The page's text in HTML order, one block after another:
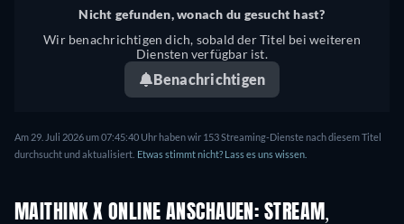
Nicht gefunden, wonach du gesucht hast?
Wir benachrichtigen dich, sobald der Titel bei weiteren
Diensten verfügbar ist.
Benachrichtigen
Am 29. Juli 2026 um 07:45:40 Uhr haben wir 153 Streaming-Dienste nach diesem Titel
durchsucht und aktualisiert. Etwas stimmt nicht? Lass es uns wissen.
MAITHINK X ONLINE ANSCHAUEN: STREAM,